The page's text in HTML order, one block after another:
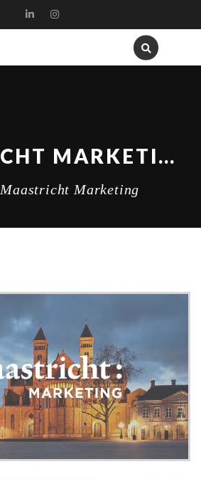
MAASTRICHT MARKETING
Maastricht Marketing